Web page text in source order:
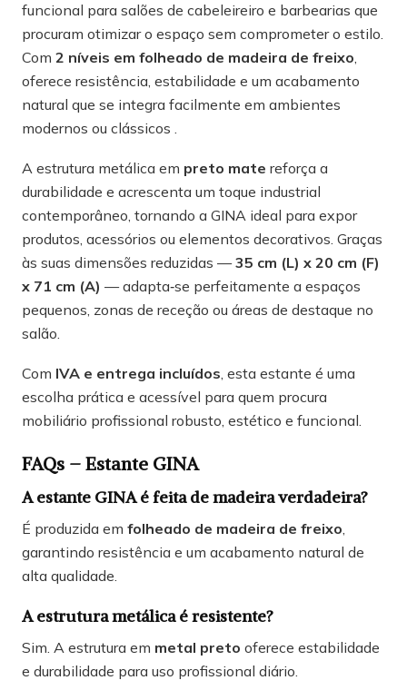
funcional para salões de cabeleireiro e barbearias que
procuram otimizar o espaço sem comprometer o estilo.
Com 2 níveis em folheado de madeira de freixo,
oferece resistência, estabilidade e um acabamento
natural que se integra facilmente em ambientes
modernos ou clássicos .
A estrutura metálica em preto mate reforça a
durabilidade e acrescenta um toque industrial
contemporâneo, tornando a GINA ideal para expor
produtos, acessórios ou elementos decorativos. Graças
às suas dimensões reduzidas —35 cm (L) x 20 cm (F)
x 71 cm (A) — adapta‑se perfeitamente a espaços
pequenos, zonas de receção ou áreas de destaque no
salão.
Com IVA e entrega incluídos, esta estante é uma
escolha prática e acessível para quem procura
mobiliário profissional robusto, estético e funcional.
FAQs – Estante GINA
A estante GINA é feita de madeira verdadeira?
É produzida em folheado de madeira de freixo,
garantindo resistência e um acabamento natural de
alta qualidade.
A estrutura metálica é resistente?
Sim. A estrutura em metal preto oferece estabilidade
e durabilidade para uso profissional diário.